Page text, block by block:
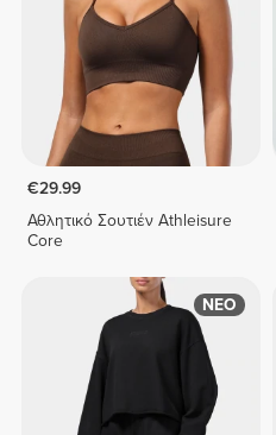
€29.99
Αθλητικό Σουτιέν Athleisure
Core
ΝΕΟ